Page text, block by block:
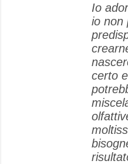
Io
io non
certo